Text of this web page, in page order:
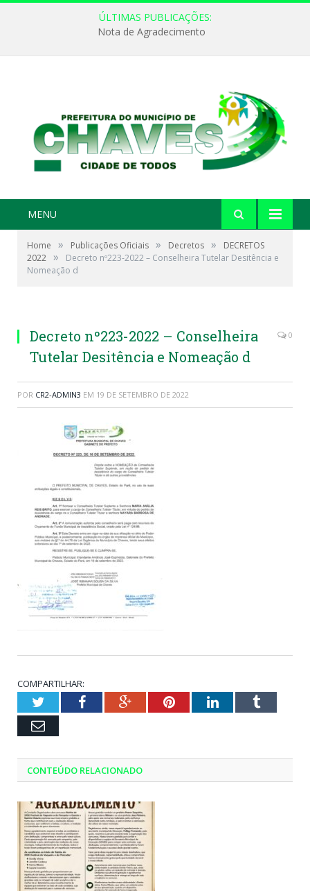
ÚLTIMAS PUBLICAÇÕES:
Nota de Agradecimento
MENU
Home » Publicações Oficiais » Decretos »
DECRETOS
2022 »
Decreto nº223-2022 – Conselheira Tutelar Desitência e
Nomeação d
Decreto nº223-2022 – Conselheira
Tutelar Desitência e Nomeação d
0
POR CR2-ADMIN3 EM 19 DE SETEMBRO DE 2022
COMPARTILHAR:
TwitterFacebookGoogle+PinterestLinkedInTumblr
Email
CONTEÚDO RELACIONADO